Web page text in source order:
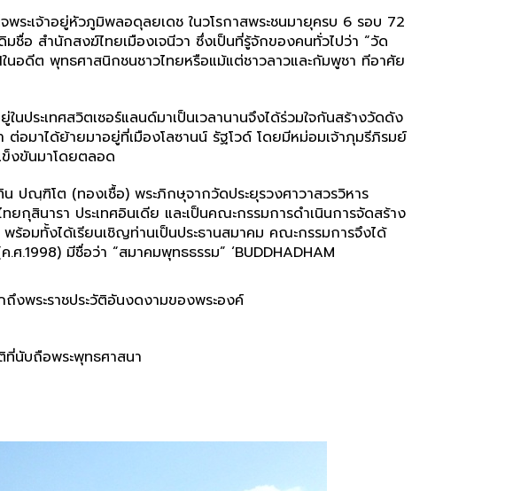
ระเจ้าอยู่หัวภูมิพลอดุลยเดช ในวโรกาสพระชนมายุครบ 6 รอบ 72
ชื่อ สำนักสงฆ์ไทยเมืองเจนีวา ซึ่งเป็นที่รู้จักของคนทั่วไปว่า “วัด
อดีต พุทธศาสนิกชนชาวไทยหรือแม้แต่ชาวลาวและกัมพูชา ทีอาศัย
ระเทศสวิตเซอร์แลนด์มาเป็นเวลานานจึงได้ร่วมใจกันสร้างวัดดัง
ต่อมาได้ย้ายมาอยู่ที่เมืองโลซานน์ รัฐโวด์ โดยมีหม่อมเจ้าภุมรีภิรมย์
งขันมาโดยตลอด
ปณฺฑิโต (ทองเชื้อ) พระภิกษุจากวัดประยุรวงศาวาสวรวิหาร
กุสินารา ประเทศอินเดีย และเป็นคณะกรรมการดำเนินการจัดสร้าง
อมทั้งได้เรียนเชิญท่านเป็นประธานสมาคม คณะกรรมการจึงได้
มีชื่อว่า “สมาคมพุทธธรรม” ‘BUDDHADHAM
งพระราชประวัติอันงดงามของพระองค์
ที่นับถือพระพุทธศาสนา